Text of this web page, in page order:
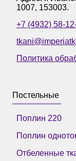
1007, 153003.
+7 (4932) 58-
Политика
Постельные
Поплин 220
Поплин
Отбеленные